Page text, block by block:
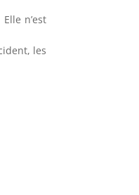
n’est
les